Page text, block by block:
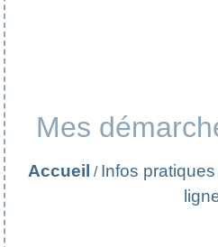
Mes
Accueil / Infos pratiques